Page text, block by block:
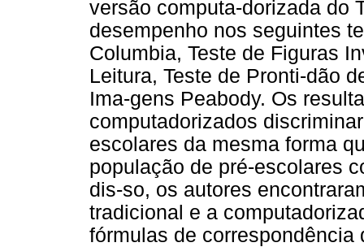
versão computa-dorizada do
desempenho nos seguintes
Columbia, Teste de Figuras
Leitura, Teste de Pronti-dão
Ima-gens Peabody. Os
computadorizados
escolares da mesma forma
população de pré-escolares
dis-so, os autores
tradicional e a
fórmulas de